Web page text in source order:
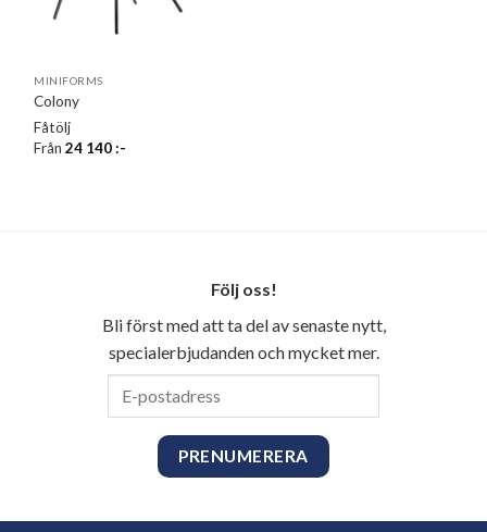
MINIFORMS
Colony
Fåtölj
Från24 140:-
Följ oss!
Bli först med att ta del av senaste nytt,
specialerbjudanden och mycket mer.